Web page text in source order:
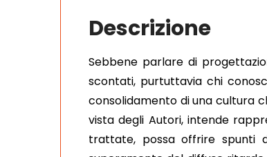
Descrizione
Sebbene parlare di
scontati, purtuttavia chi
consolidamento di una cultura
vista degli Autori, intende
trattate, possa offrire spunti